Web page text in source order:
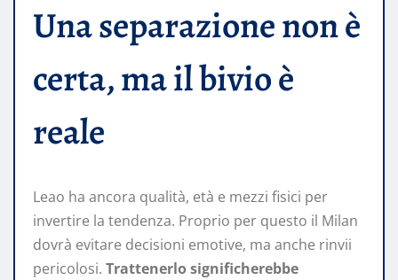
Una separazione non è
certa, ma il bivio è
reale
Leao ha ancora qualità, età e mezzi fisici per
invertire la tendenza. Proprio per questo il Milan
dovrà evitare decisioni emotive, ma anche rinvii
pericolosi. Trattenerlo significherebbe